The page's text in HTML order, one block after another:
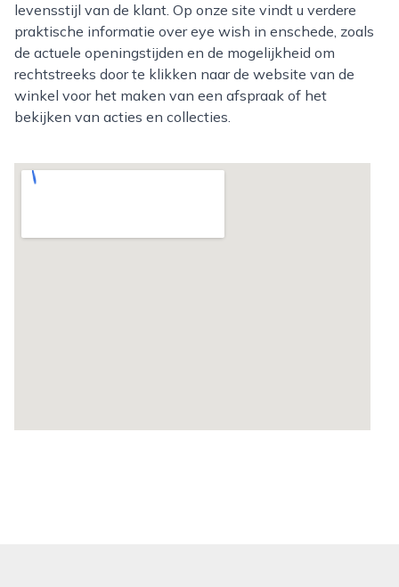
levensstijl van de klant. Op onze site vindt u verdere
praktische informatie over eye wish in enschede, zoals
de actuele openingstijden en de mogelijkheid om
rechtstreeks door te klikken naar de website van de
winkel voor het maken van een afspraak of het
bekijken van acties en collecties.